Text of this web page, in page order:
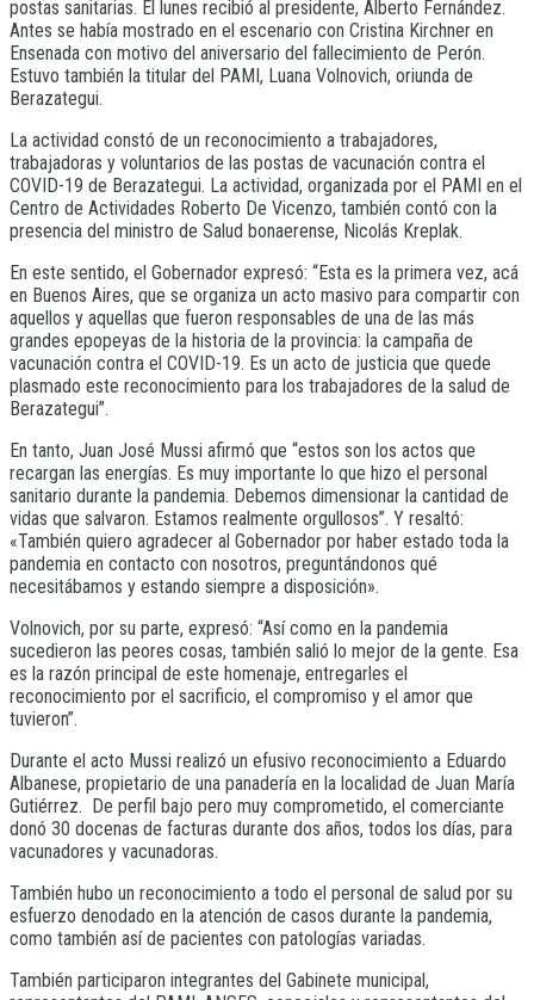
postas sanitarias. El lunes recibió al presidente, Alberto Fernández.
Antes se había mostrado en el escenario con Cristina Kirchner en
Ensenada con motivo del aniversario del fallecimiento de Perón.
Estuvo también la titular del PAMI, Luana Volnovich, oriunda de
Berazategui.
La actividad constó de un reconocimiento a trabajadores,
trabajadoras y voluntarios de las postas de vacunación contra el
COVID-19 de Berazategui. La actividad, organizada por el PAMI en el
Centro de Actividades Roberto De Vicenzo, también contó con la
presencia del ministro de Salud bonaerense, Nicolás Kreplak.
En este sentido, el Gobernador expresó: “Esta es la primera vez, acá
en Buenos Aires, que se organiza un acto masivo para compartir con
aquellos y aquellas que fueron responsables de una de las más
grandes epopeyas de la historia de la provincia: la campaña de
vacunación contra el COVID-19. Es un acto de justicia que quede
plasmado este reconocimiento para los trabajadores de la salud de
Berazategui”.
En tanto, Juan José Mussi afirmó que “estos son los actos que
recargan las energías. Es muy importante lo que hizo el personal
sanitario durante la pandemia. Debemos dimensionar la cantidad de
vidas que salvaron. Estamos realmente orgullosos”. Y resaltó:
«También quiero agradecer al Gobernador por haber estado toda la
pandemia en contacto con nosotros, preguntándonos qué
necesitábamos y estando siempre a disposición».
Volnovich, por su parte, expresó: “Así como en la pandemia
sucedieron las peores cosas, también salió lo mejor de la gente. Esa
es la razón principal de este homenaje, entregarles el
reconocimiento por el sacrificio, el compromiso y el amor que
tuvieron”.
Durante el acto Mussi realizó un efusivo reconocimiento a Eduardo
Albanese, propietario de una panadería en la localidad de Juan María
Gutiérrez. De perfil bajo pero muy comprometido, el comerciante
donó 30 docenas de facturas durante dos años, todos los días, para
vacunadores y vacunadoras.
También hubo un reconocimiento a todo el personal de salud por su
esfuerzo denodado en la atención de casos durante la pandemia,
como también así de pacientes con patologías variadas.
También participaron integrantes del Gabinete municipal,